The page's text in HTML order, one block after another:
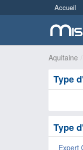
Accueil
Aquitaine
Type
Type
Expert